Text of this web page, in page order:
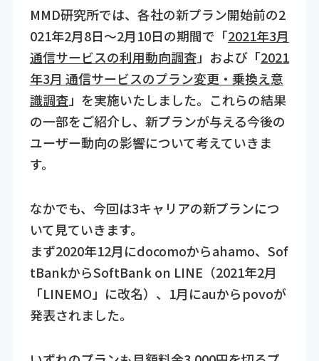
MMD研究所では、各社の新プラン開始前の2
021年2月8日～2月10日の期間で「2021年3月
通信サービスの利用動向調査」および「2021
年3月 通信サービスのプラン変更・乗換え意
識調査」を実施いたしました。これらの結果
の一部をご紹介し、新プランが与える今後の
ユーザー動向の影響について考えていきま
す。
なかでも、今回は3キャリアの新プランにつ
いて見ていきます。
まず2020年12月にdocomoからahamo、Sof
tBankからSoftBank on LINE（2021年2月
「LINEMO」に改名）、1月にauからpovoが
発表されました。